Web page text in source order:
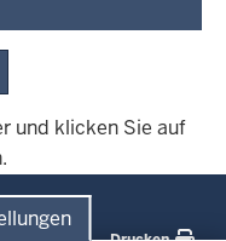
und klicken Sie auf